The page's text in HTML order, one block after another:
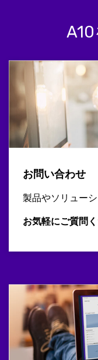
お問い合わせ
製品やソリュー
お気軽にご質問